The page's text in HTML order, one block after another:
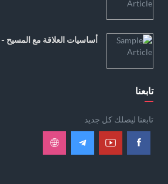
أساسيات العلاقة مع المسيح -
تابعنا
تابعنا ليصلك كل جديد